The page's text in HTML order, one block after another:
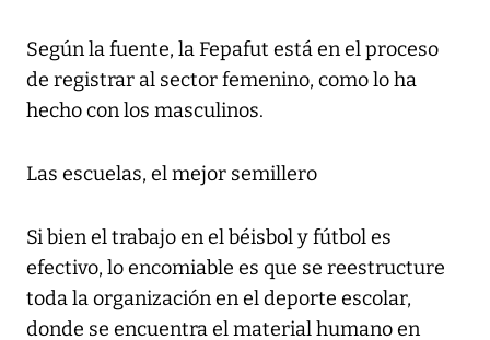
Según la fuente, la Fepafut está en el proceso
de registrar al sector femenino, como lo ha
hecho con los masculinos.
Las escuelas, el mejor semillero
Si bien el trabajo en el béisbol y fútbol es
efectivo, lo encomiable es que se reestructure
toda la organización en el deporte escolar,
donde se encuentra el material humano en